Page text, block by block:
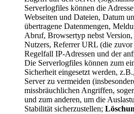
Serverlogfiles können die
Webseiten und Dateien, Datum
übertragene Datenmengen,
Abruf, Browsertyp nebst Version,
Nutzers, Referrer URL (die zuvor
Regelfall IP-Adressen und der
Die Serverlogfiles können zum
Sicherheit eingesetzt werden,
Server zu vermeiden
missbräuchlichen Angriffen,
und zum anderen, um die
Stabilität sicherzustellen;